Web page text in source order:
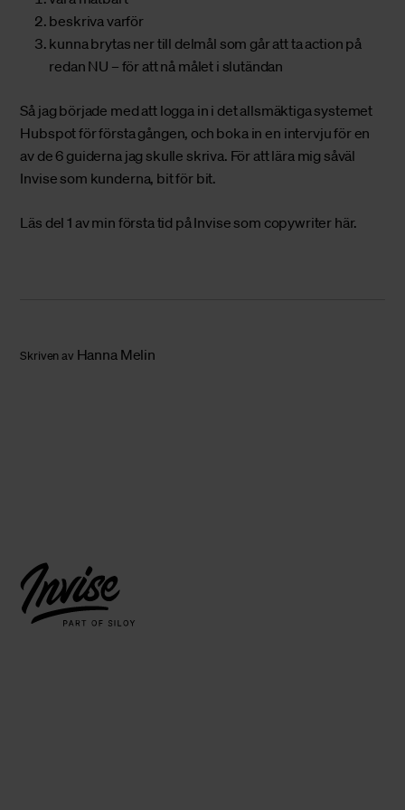
beskriva varför
kunna brytas ner till delmål som går att ta action på
redan NU – för att nå målet i slutändan
Så jag började med att logga in i det allsmäktiga systemet
Hubspot för första gången, och boka in en intervju för en
av de 6 guiderna jag skulle skriva. För att lära mig såväl
Invise som kunderna, bit för bit.
Läs del 1 av min första tid på Invise som copywriter här.
Skriven av Hanna Melin